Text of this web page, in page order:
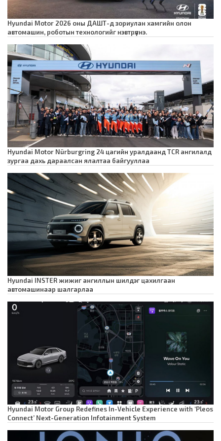
Hyundai Motor 2026 оны ДАШТ-д зориулан хамгийн олон
автомашин, роботын технологийг нэвтрүүлнэ.
Hyundai Motor Nürburgring 24 цагийн уралдаанд TCR ангилалд
зургаа дахь дараалсан ялалтаа байгууллаа
Hyundai INSTER жижиг ангиллын шилдэг цахилгаан
автомашинаар шалгарлаа
Hyundai Motor Group Redefines In-Vehicle Experience with ‘Pleos
Connect’ Next-Generation Infotainment System